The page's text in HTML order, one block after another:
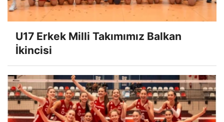
U17 Erkek Milli Takımımız Balkan
İkincisi